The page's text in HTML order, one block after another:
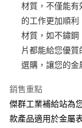
每筆NT$60
付款後全家取貨
每筆NT$60
7-11取貨付款
每筆NT$60
付款後7-11取貨
每筆NT$60
材質，不僅能有
的工作更加順
材質，如不鏽鋼
片都能給您優
選購，讓您的金
銷售重點
傑群工業補給站為
款產品適用於金屬